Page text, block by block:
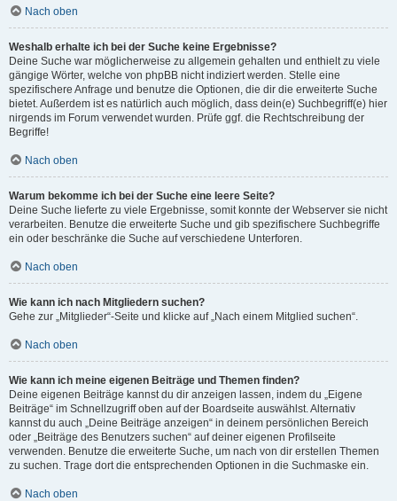
Nach oben
Weshalb erhalte ich bei der Suche keine Ergebnisse?
Deine Suche war möglicherweise zu allgemein gehalten und enthielt zu viele
gängige Wörter, welche von phpBB nicht indiziert werden. Stelle eine
spezifischere Anfrage und benutze die Optionen, die dir die erweiterte Suche
bietet. Außerdem ist es natürlich auch möglich, dass dein(e) Suchbegriff(e) hier
nirgends im Forum verwendet wurden. Prüfe ggf. die Rechtschreibung der
Begriffe!
Nach oben
Warum bekomme ich bei der Suche eine leere Seite?
Deine Suche lieferte zu viele Ergebnisse, somit konnte der Webserver sie nicht
verarbeiten. Benutze die erweiterte Suche und gib spezifischere Suchbegriffe
ein oder beschränke die Suche auf verschiedene Unterforen.
Nach oben
Wie kann ich nach Mitgliedern suchen?
Gehe zur „Mitglieder“-Seite und klicke auf „Nach einem Mitglied suchen“.
Nach oben
Wie kann ich meine eigenen Beiträge und Themen finden?
Deine eigenen Beiträge kannst du dir anzeigen lassen, indem du „Eigene
Beiträge“ im Schnellzugriff oben auf der Boardseite auswählst. Alternativ
kannst du auch „Deine Beiträge anzeigen“ in deinem persönlichen Bereich
oder „Beiträge des Benutzers suchen“ auf deiner eigenen Profilseite
verwenden. Benutze die erweiterte Suche, um nach von dir erstellen Themen
zu suchen. Trage dort die entsprechenden Optionen in die Suchmaske ein.
Nach oben